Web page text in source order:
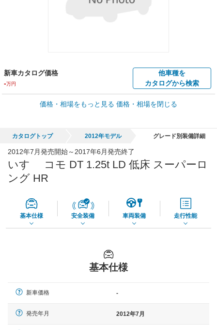
新車カタログ価格
-万円
他車種を
カタログから検索
車買取価格 *
クルマを高額売却
全国平均の車検価格 *
楽天Car車検で
*当該価格は車種別の価格となります。
価格・相場をもっと見る 価格・相場を閉じる
カタログトップ 2012年モデル グレード別装備詳細
2012年7月発売開始～2017年6月発売終了
いすゞ コモ DT 1.25t LD 低床 スーパーロ
ング HR
基本仕様 安全装備 車両装備 走行性能
基本仕様
新車価格 -
発売年月 2012年7月